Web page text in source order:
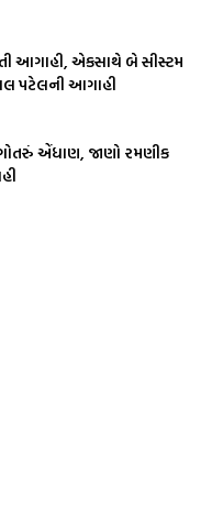
આગાહી, એકસાથે બે સીસ્ટમ
પટેલની આગાહી
એંધાણ, જાણો રમણીક